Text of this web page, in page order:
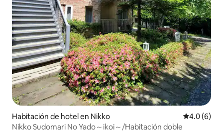
Habitación de hotel en Nikko
4.0 (6)
Nikko Sudomari No Yado～ikoi～/Habitación doble